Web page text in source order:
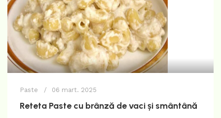
Paste 06 mart. 2025
Reteta Paste cu brânză de vaci și smântână